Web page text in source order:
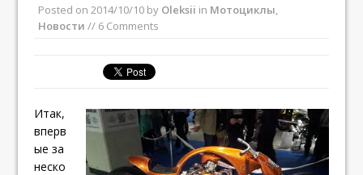
Posted on 2014/10/10 by Oleksii in Мотоциклы
Новости // 6 Comments
Итак,
вперв
ые за
неско